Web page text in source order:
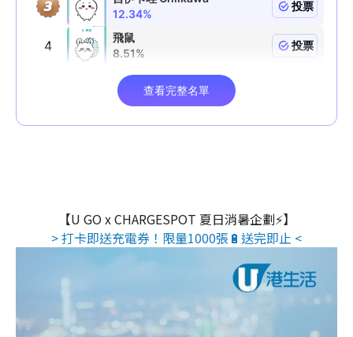
【U GO x CHARGESPOT 夏日消暑企劃⚡】
> 打卡即送充電券！限量1000張🔋送完即止 <